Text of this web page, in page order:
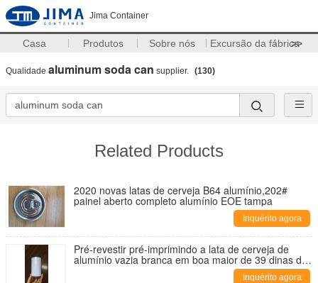
Jima Container
Casa Produtos Sobre nós Excursão da fábrica
>>
Qualidade aluminum soda can supplier. (130)
Related Products
2020 novas latas de cerveja B64 alumínio,202#
painel aberto completo alumínio EOE tampa
Inquérito agora
Pré-revestir pré-imprimindo a lata de cerveja de
alumínio vazia branca em boa maior de 39 dinas da
Inquérito agora